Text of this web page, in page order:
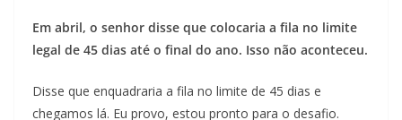
Em abril, o senhor disse que colocaria a fila no limite
legal de 45 dias até o final do ano. Isso não aconteceu.
Disse que enquadraria a fila no limite de 45 dias e
chegamos lá. Eu provo, estou pronto para o desafio.